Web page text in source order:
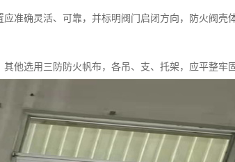
准确灵活、可靠，并标明阀门启闭方向，防火阀壳
他选用三防防火帆布，各吊、支、托架，应平整牢